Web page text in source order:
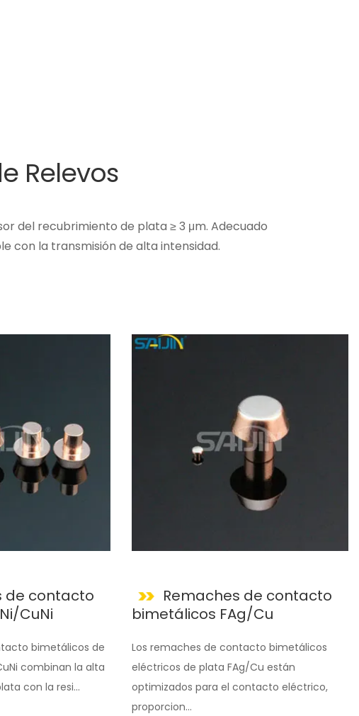
Relevos
del recubrimiento de plata ≥ 3 μm. Adecuado
con la transmisión de alta intensidad.
de contacto
CuNi
bimetálicos de
combinan la alta
con la resi...
Remaches de contacto
bimetálicos FAg/Cu
Los remaches de contacto bimetálicos
eléctricos de plata FAg/Cu están
optimizados para el contacto eléctrico,
proporcion...